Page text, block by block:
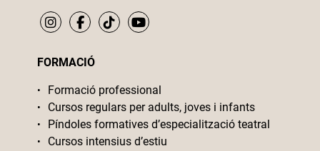
FORMACIÓ
Formació professional
Cursos regulars per adults, joves i infants
Píndoles formatives d’especialització teatral
Cursos intensius d’estiu